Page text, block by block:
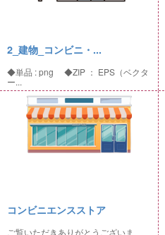
2_建物_コンビニ・...
◆単品 : png ◆ZIP ： EPS（ベクタ
ー...
コンビニエンスストア
ご覧いただきありがとうございま